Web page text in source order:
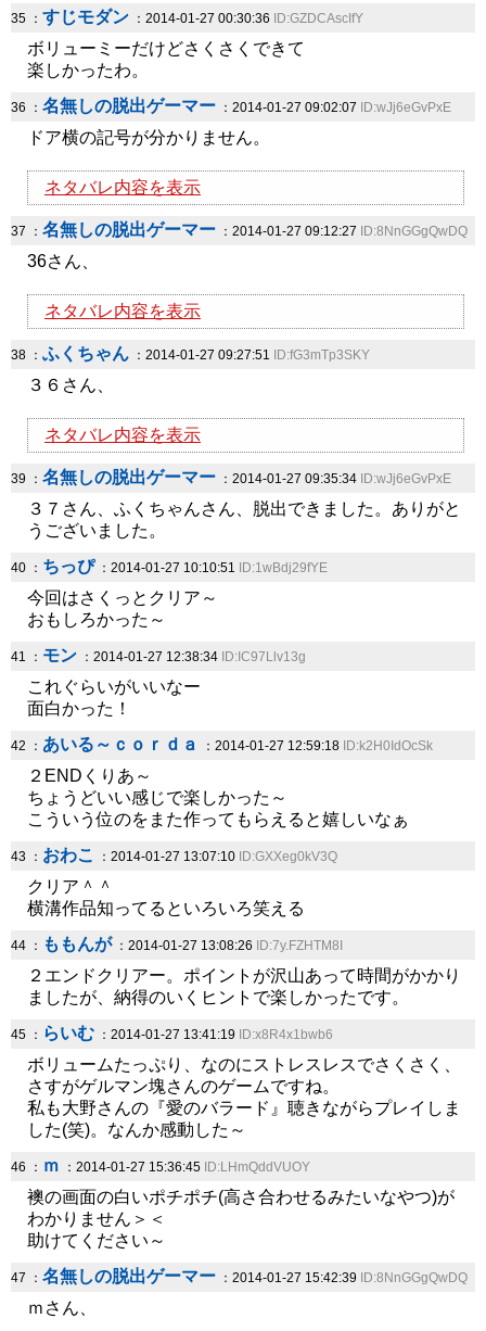
35 ： すじモダン ：2014-01-27 00:30:36 ID:GZDCAscIfY
ボリューミーだけどさくさくできて
楽しかったわ。
36 ： 名無しの脱出ゲーマー ：2014-01-27 09:02:07 ID:wJj6eGvPxE
ドア横の記号が分かりません。
ネタバレ内容を表示
37 ： 名無しの脱出ゲーマー ：2014-01-27 09:12:27 ID:8NnGGgQwDQ
36さん、
ネタバレ内容を表示
38 ： ふくちゃん ：2014-01-27 09:27:51 ID:fG3mTp3SKY
３６さん、
ネタバレ内容を表示
39 ： 名無しの脱出ゲーマー ：2014-01-27 09:35:34 ID:wJj6eGvPxE
３７さん、ふくちゃんさん、脱出できました。ありがと
うございました。
40 ： ちっぴ：2014-01-27 10:10:51 ID:1wBdj29fYE
今回はさくっとクリア～
おもしろかった～
41 ： モン ：2014-01-27 12:38:34 ID:IC97Llv13g
これぐらいがいいなー
面白かった！
42 ： あいる～ｃｏｒｄａ ：2014-01-27 12:59:18 ID:k2H0IdOcSk
２ENDくりあ～
ちょうどいい感じで楽しかった～
こういう位のをまた作ってもらえると嬉しいなぁ
43 ： おわこ ：2014-01-27 13:07:10 ID:GXXeg0kV3Q
クリア＾＾
横溝作品知ってるといろいろ笑える
44 ： ももんが：2014-01-27 13:08:26 ID:7y.FZHTM8I
２エンドクリアー。ポイントが沢山あって時間がかかり
ましたが、納得のいくヒントで楽しかったです。
45 ： らいむ ：2014-01-27 13:41:19 ID:x8R4x1bwb6
ボリュームたっぷり、なのにストレスレスでさくさく、
さすがゲルマン塊さんのゲームですね。
私も大野さんの『愛のバラード』聴きながらプレイしま
した(笑)。なんか感動した～
46 ： ｍ ：2014-01-27 15:36:45 ID:LHmQddVUOY
襖の画面の白いポチポチ(高さ合わせるみたいなやつ)が
わかりません＞＜
助けてください～
47 ： 名無しの脱出ゲーマー ：2014-01-27 15:42:39 ID:8NnGGgQwDQ
ｍさん、